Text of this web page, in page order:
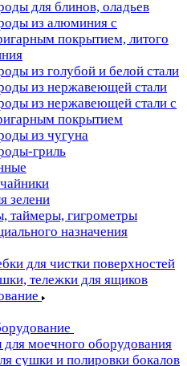
для блинов, оладьев
из алюминия с
покрытием, литого
из голубой и белой стали
из нержавеющей стали
из нержавеющей стали с
покрытием
из чугуна
гриль
зелени
таймеры, гигрометры
назначения
для чистки поверхностей
тележки для ящиков
моечного оборудования
сушки и полировки бокалов